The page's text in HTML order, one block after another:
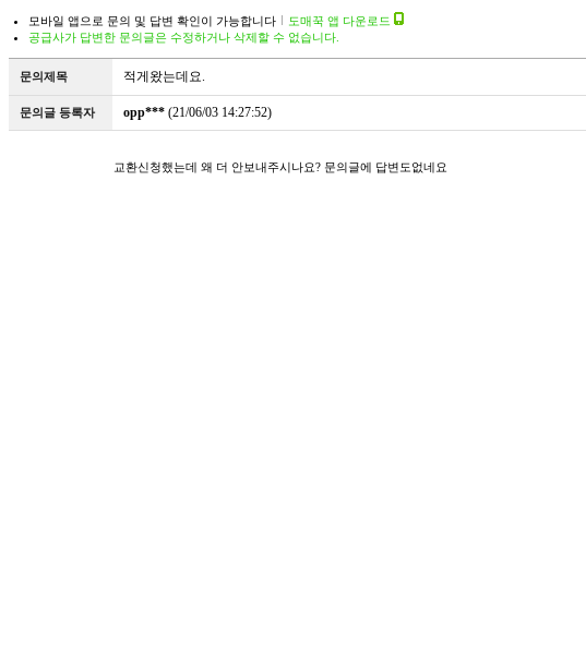
모바일 앱으로 문의 및 답변 확인이 가능합니다
도매꾹 앱 다운로드
공급사가 답변한 문의글은 수정하거나 삭제할 수 없습니다.
문의제목 적게왔는데요.
문의글 등록자 opp*** (21/06/03 14:27:52)
교환신청했는데 왜 더 안보내주시나요? 문의글에 답변도없네요